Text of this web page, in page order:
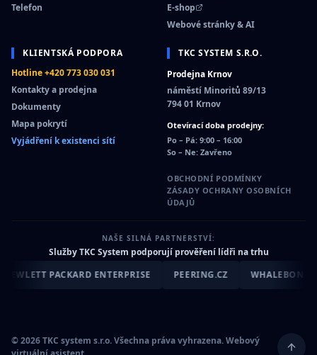
Telefon
E-shop
Webové stránky & AI
KLIENTSKÁ PODPORA
Hotline +420 773 030 031
Kontakty a prodejna
Dokumenty
Mapa pokrytí
Vyjádření k existenci sítí
TKC SYSTEM S.R.O.
Prodejna Krnov
náměstí Minoritů 89/13
794 01 Krnov
Otevírací doba prodejny:
Po – Pá: 9:00 – 16:00
So – Ne: Zavřeno
OBCHODNÍ PODMÍNKY
ZÁSADY OCHRANY OSOBNÍCH
ÚDAJŮ
NAŠE SILNÁ PARTNERSTVÍ:
Služby TKC System podporují prověření lídři na trhu
PACKARD ENTERPRISE
PEERING.CZ WHALEBONE
© 2026 TKC system s.r.o. Všechna práva vyhrazena. Webový